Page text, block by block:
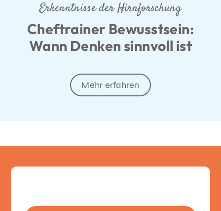
Erkenntnisse der Hirnforschung
Cheftrainer Bewusstsein:
Wann Denken sinnvoll ist
Mehr erfahren